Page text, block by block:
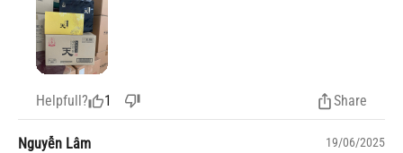
Helpfull? 1 Share
Nguyễn Lâm
19/06/2025